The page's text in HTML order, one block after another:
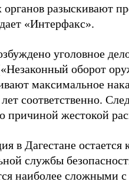
разыскивают
«Интерфакс».
уголовное
оборот
максимальное
соответственно.
причиной жестокой
в Дагестане
службы
наиболее сложными с